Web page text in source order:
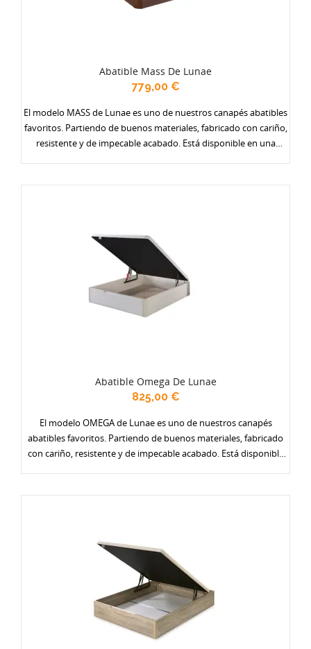
Abatible Mass De Lunae
779,00 €
El modelo MASS de Lunae es uno de nuestros canapés abatibles
favoritos. Partiendo de buenos materiales, fabricado con cariño,
resistente y de impecable acabado. Está disponible en una
Abatible Omega De Lunae
825,00 €
El modelo OMEGA de Lunae es uno de nuestros canapés
abatibles favoritos. Partiendo de buenos materiales, fabricado
con cariño, resistente y de impecable acabado. Está disponible